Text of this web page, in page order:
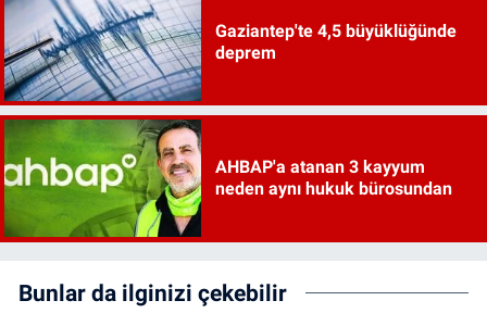
Gaziantep'te 4,5 büyüklüğünde
deprem
AHBAP'a atanan 3 kayyum
neden aynı hukuk bürosundan
Bunlar da ilginizi çekebilir